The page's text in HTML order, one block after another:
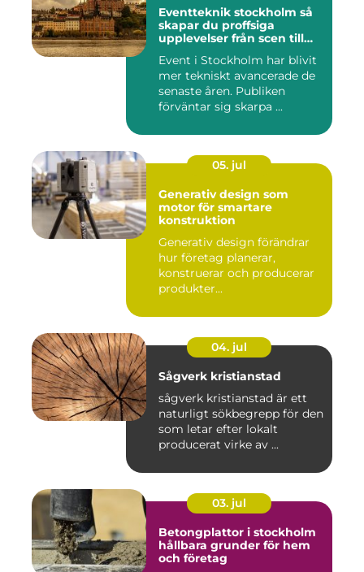
Eventteknik stockholm så
skapar du proffsiga
upplevelser från scen till
Event i Stockholm har blivit
mer tekniskt avancerade de
senaste åren. Publiken
förväntar sig skarpa ...
05. jul
Generativ design som
motor för smartare
konstruktion
Generativ design förändrar
hur företag planerar,
konstruerar och producerar
produkter...
04. jul
Sågverk kristianstad
sågverk kristianstad är ett
naturligt sökbegrepp för den
som letar efter lokalt
producerat virke av ...
03. jul
Betongplattor i stockholm
hållbara grunder för hem
och företag